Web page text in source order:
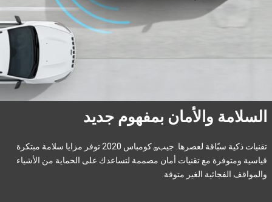
السلامة والأمان بمفهوم جديد
تقنيات ذكية سبّاقة لعصرها. جيب®
كومباس 2020 توفر مزايا سلامة مبتكرة
قياسية ومتوفرة مع تقنيات أمان مصممة لتساعدك على الحماية من الأشياء
والمواقف الفجائية الغير متوقة.